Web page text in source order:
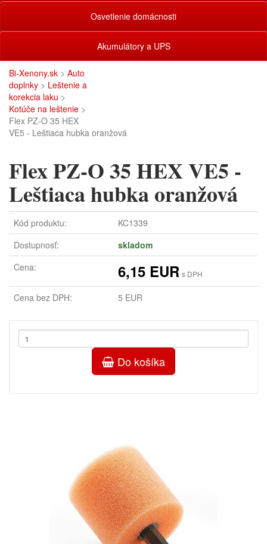
Osvetlenie domácnosti
Akumulátory a UPS
Bi-Xenony.sk > Auto
doplnky > Leštenie a
korekcia laku >
Kotúče na leštenie >
Flex PZ-O 35 HEX
VE5 - Leštiaca hubka oranžová
Flex PZ-O 35 HEX VE5 -
Leštiaca hubka oranžová
Kód produktu:
KC1339
Dostupnosť:
skladom
Cena:
6,15 EUR s DPH
Cena bez DPH: 5 EUR
Do košíka